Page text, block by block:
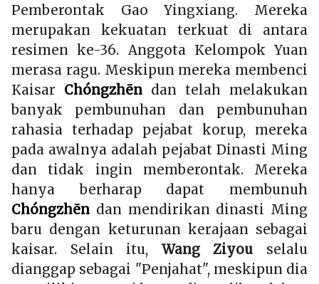
Pemberontak Gao Yingxiang. Mereka
merupakan kekuatan terkuat di antara
resimen ke-36. Anggota Kelompok Yuan
merasa ragu. Meskipun mereka membenci
Kaisar Chóngzhēn dan telah melakukan
banyak pembunuhan dan pembunuhan
rahasia terhadap pejabat korup, mereka
pada awalnya adalah pejabat Dinasti Ming
dan tidak ingin memberontak. Mereka
hanya berharap dapat membunuh
Chóngzhēn dan mendirikan dinasti Ming
baru dengan keturunan kerajaan sebagai
kaisar. Selain itu, Wang Ziyou selalu
dianggap sebagai "Penjahat", meskipun dia